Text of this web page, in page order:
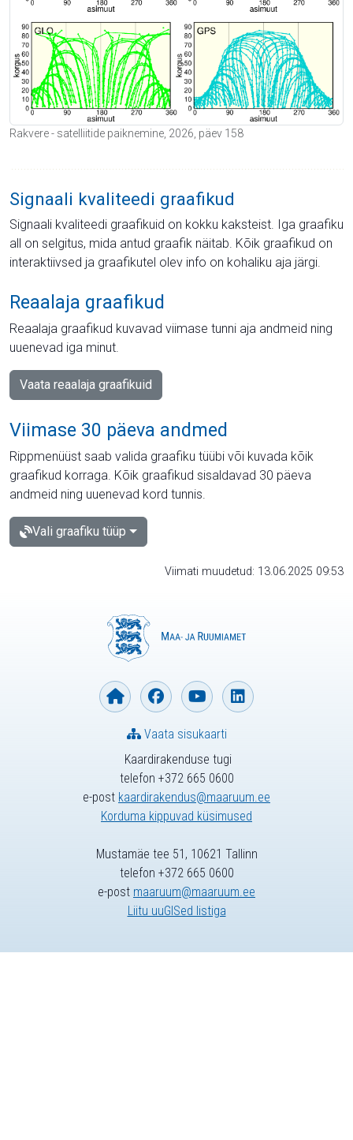
Rakvere - satelliitide paiknemine, 2026, päev 158
Signaali kvaliteedi graafikud
Signaali kvaliteedi graafikuid on kokku kaksteist. Iga graafiku
all on selgitus, mida antud graafik näitab. Kõik graafikud on
interaktiivsed ja graafikutel olev info on kohaliku aja järgi.
Reaalaja graafikud
Reaalaja graafikud kuvavad viimase tunni aja andmeid ning
uuenevad iga minut.
Vaata reaalaja graafikuid
Viimase 30 päeva andmed
Rippmenüüst saab valida graafiku tüübi või kuvada kõik
graafikud korraga. Kõik graafikud sisaldavad 30 päeva
andmeid ning uuenevad kord tunnis.
Vali graafiku tüüp
Viimati muudetud: 13.06.2025 09:53
Kaardirakenduse tugi
telefon +372 665 0600
e-post kaardirakendus@maaruum.ee
Korduma kippuvad küsimused
Vaata sisukaarti
Mustamäe tee 51, 10621 Tallinn
telefon +372 665 0600
e-post maaruum@maaruum.ee
Liitu uuGISed listiga